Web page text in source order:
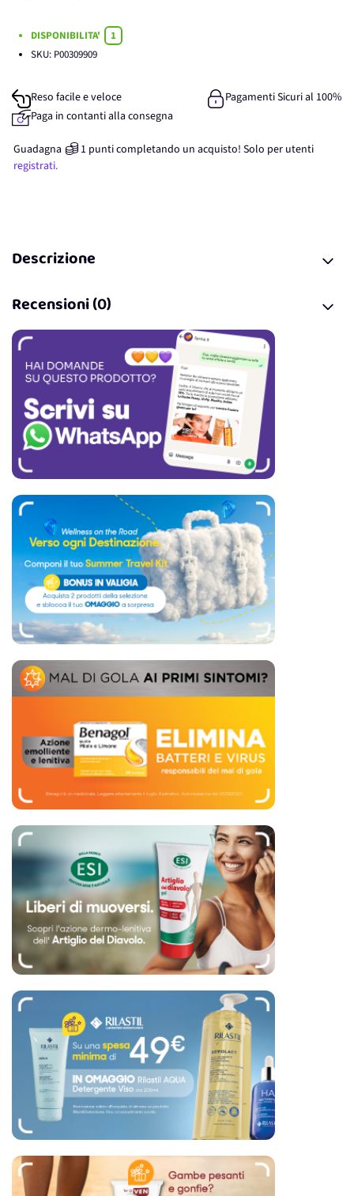
DISPONIBILITA'
1
SKU: P00309909
Reso facile e veloce
Pagamenti Sicuri al 100%
Paga in contanti alla consegna
Guadagna 1 punticompletando un acquisto! Solo per utenti
registrati.
Descrizione
Recensioni (0)